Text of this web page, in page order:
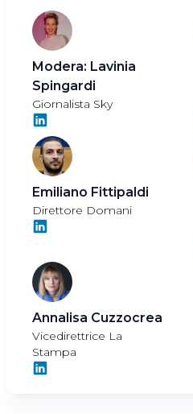
Modera: Lavinia
Spingardi
Giornalista Sky
Emiliano Fittipaldi
Direttore Domani
Annalisa Cuzzocrea
Vicedirettrice La
Stampa